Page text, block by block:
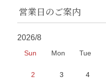
営業日のご案内
2026/8
Sun Mon Tue
2
3 4